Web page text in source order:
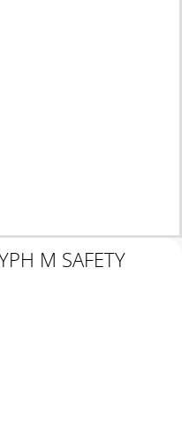
M SAFETY
JOGGER ESSENTIAL